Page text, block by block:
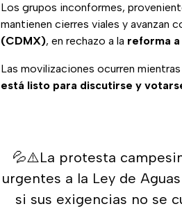
Los grupos inconformes,
mantienen cierres viales y avanzan
(CDMX), en rechazo a la reforma a
Las movilizaciones ocurren
está listo para discutirse y
💦⚠️La protesta
urgentes a la Ley de
si sus exigencias no se